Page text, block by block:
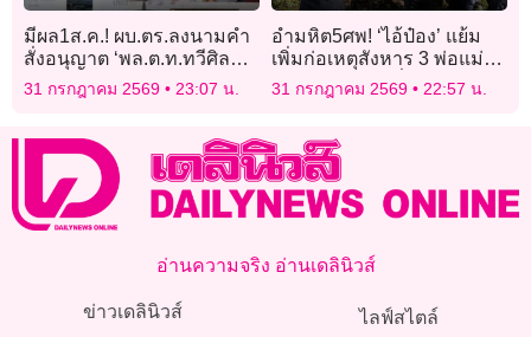
มีผล1ส.ค.! ผบ.ตร.ลงนามคำ
สั่งอนุญาต ‘พล.ต.ท.ทวีศิลป์’
ลาออกจากราชการ
31 กรกฎาคม 2569 23:07 น.
อำมหิต5ศพ! ‘ไอ้ป๋อง’ แย้ม
เพิ่มก่อเหตุสังหาร 3 พ่อแม่ลูก
ฝังอำพรางใกล้พี่น้องรัสเซีย
31 กรกฎาคม 2569 22:57 น.
อ่านความจริง อ่านเดลินิวส์
ข่าวเดลินิวส์
ไลฟ์สไตล์